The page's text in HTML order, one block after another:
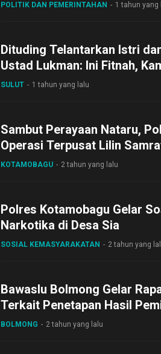
POLITIK DAN PEMERINTAHAN 1 tahun yang
Dituding Telantarkan Istri
Ustad Lukman: Ini Fitnah,
SULUT 1 tahun yang lalu
Sambut Perayaan Nataru,
Operasi Terpusat Lilin
KOTAMOBAGU 2 tahun yang lalu
Polres Kotamobagu Gelar
Narkotika di Desa Sia
SOSIAL KEMASYARAKATAN 2 tahun yang
Bawaslu Bolmong Gelar
Terkait Penetapan Hasil
BOLMONG 2 tahun yang lalu